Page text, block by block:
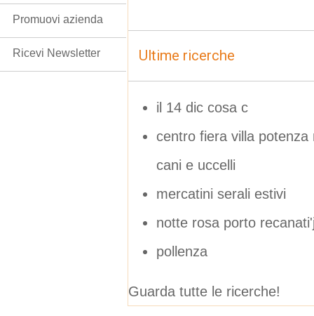
Ultime ricerche
il 14 dic cosa c
centro fiera villa
cani e uccelli
mercatini serali estivi
notte rosa porto
pollenza
Guarda tutte le ricerche!
Promuovi azienda
Ricevi Newsletter